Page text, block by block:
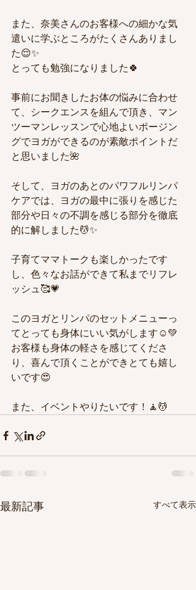
また、奈美さんのお客様への細かな気
遣いに学ぶところがたくさんありまし
た😌✨
とっても勉強になりました🍀
事前にお聞きしたお体の悩みに合わせ
て、シークエンスを組んで頂き、マン
ツーマンレッスンで心地よいポージン
グでヨガができるのが素敵ポイントだ
と思いました🌺
そして、ヨガのあとのパワフルリンパ
ケアでは、ヨガの最中に張りを感じた
部分や日々の不調を感じる部分を徹底
的に解しました💆✨
子育てママトークも楽しかったです
し、色々なお話ができて私までリフレ
ッシュ🥰💗
このヨガとリンパのセットメニューっ
てとっても身体にいい気がします☺️💚
お客様も身体の軽さを感じてくださ
り、喜んで頂くことができとても嬉し
いです😍
また、イベントやりたいです！🧘💆
最新記事 すべて表示